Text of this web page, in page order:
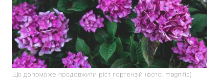
Що допоможе продовжити ріст гортензій (фото: magnific)